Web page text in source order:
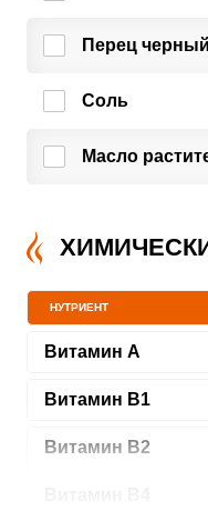
Перец
Соль
Масло
НУТРИЕНТ
Витамин A
Витамин В1
Витамин В2